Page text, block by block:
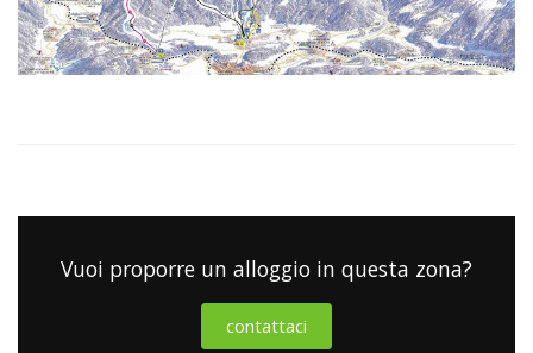
Vuoi proporre un alloggio in questa zona?
contattaci